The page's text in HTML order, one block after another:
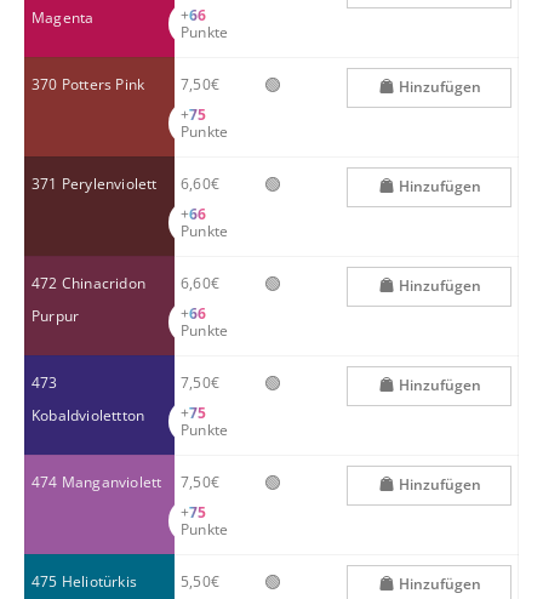
Magenta
+66
Punkte
370 Potters Pink
7,50€
+75
Punkte
🟢 Hinzufügen
371 Perylenviolett
6,60€
+66
Punkte
🟢 Hinzufügen
472 Chinacridon
Purpur
6,60€
+66
Punkte
🟢 Hinzufügen
473
Kobaldviolettton
7,50€
+75
Punkte
🟢 Hinzufügen
474 Manganviolett
7,50€
+75
Punkte
🟢 Hinzufügen
475 Heliotürkis
5,50€
🟢 Hinzufügen